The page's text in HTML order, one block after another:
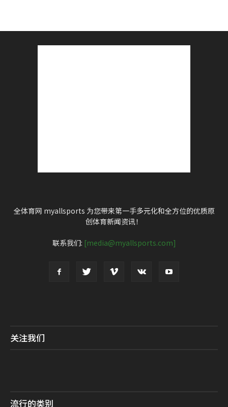
全体育网 myallsports 为您带来第一手多元化和全方位的优质原
创体育新闻资讯！
联系我们: [media@myallsports.com]
关注我们
流行的类别